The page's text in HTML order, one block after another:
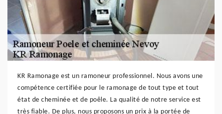
KR Ramonage est un ramoneur professionnel. Nous avons une
compétence certifiée pour le ramonage de tout type et tout
état de cheminée et de poêle. La qualité de notre service est
très fiable. De plus, nous proposons un prix à la portée de